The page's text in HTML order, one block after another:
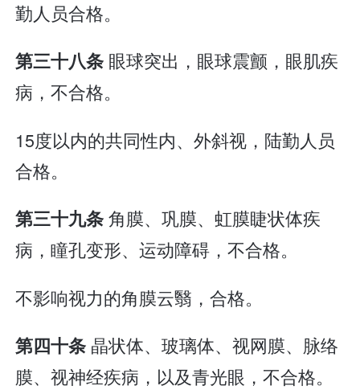
勤人员合格。
第三十八条 眼球突出，眼球震颤，眼肌疾
病，不合格。
15度以内的共同性内、外斜视，陆勤人员
合格。
第三十九条角膜、巩膜、虹膜睫状体疾
病，瞳孔变形、运动障碍，不合格。
不影响视力的角膜云翳，合格。
第四十条 晶状体、玻璃体、视网膜、脉络
膜、视神经疾病，以及青光眼，不合格。